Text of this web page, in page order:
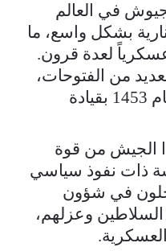
في العالم
بشكل واسع، ما
عسكرياً لعدة قرون.
من الفتوحات،
أبرزها فتح القسطنطينية عام 1453 بقيادة
الجيش من قوة
ذات نفوذ سياسي
في شؤون
وعزلهم،